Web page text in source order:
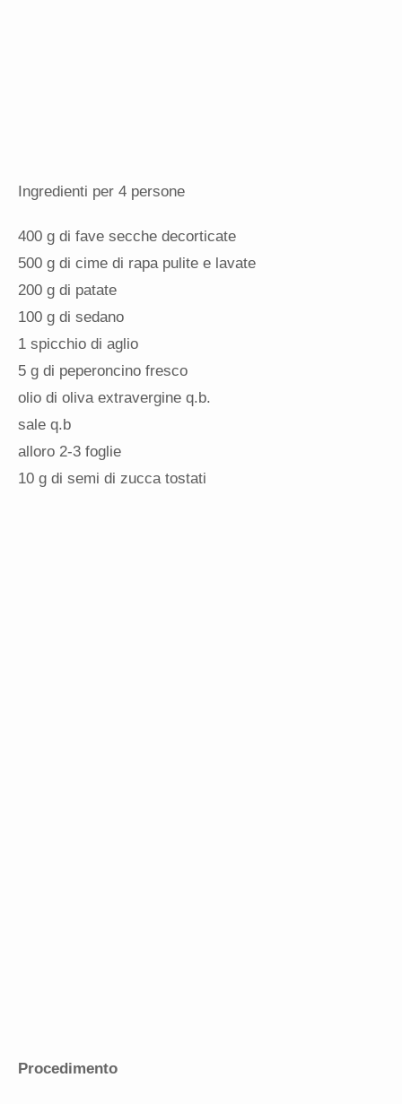
Ingredienti per 4 persone
400 g di fave secche decorticate
500 g di cime di rapa pulite e lavate
200 g di patate
100 g di sedano
1 spicchio di aglio
5 g di peperoncino fresco
olio di oliva extravergine q.b.
sale q.b
alloro 2-3 foglie
10 g di semi di zucca tostati
Procedimento